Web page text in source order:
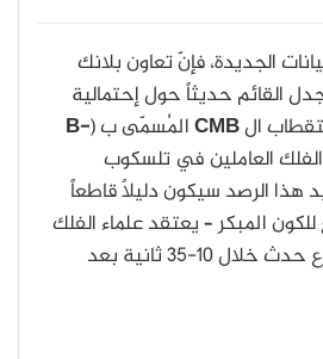
الجديدة، فإنّ تعاون بلانك
القائم حديثاً حول إحتمالية
الCMBالمُسمّى ب (B-
العاملين في تلسكوب
هذا الرصد سيكون دليلاً قاطعاً
المبكر – يعتقد علماء الفلك
أن هذا التوسع المُتسارع حدث خلال 10-35 ثانية بعد